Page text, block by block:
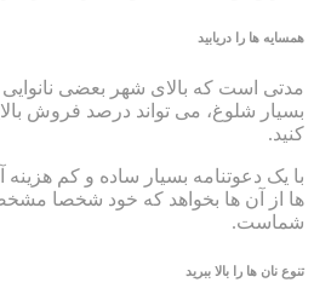
همسایه ها را دریابید
مدتی است که بالای شهر بعضی
بسیار شلوغ، می تواند درصد فروش
کنید.
با یک دعوتنامه بسیار ساده و کم
شماست.
تنوع نان ها را بالا ببرید